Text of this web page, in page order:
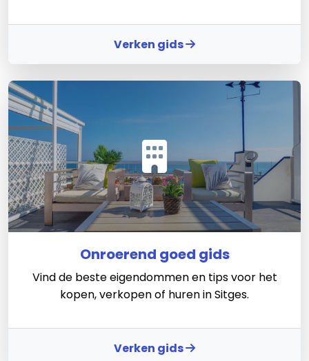
Verken gids
Onroerend goed gids
Vind de beste eigendommen en tips voor het
kopen, verkopen of huren in Sitges.
Verken gids